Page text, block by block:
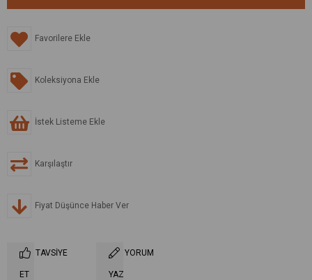
Favorilere Ekle
Koleksiyona Ekle
İstek Listeme Ekle
Karşılaştır
Fiyat Düşünce Haber Ver
TAVSIYE
ET
YORUM
YAZ